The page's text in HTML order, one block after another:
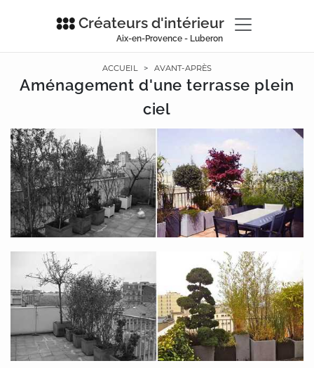
Créateurs d'intérieur
Aix-en-Provence - Luberon
ACCUEIL > AVANT-APRÈS
Aménagement d'une terrasse plein
ciel